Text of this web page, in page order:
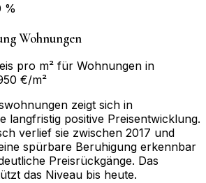
%
Wohnungen
pro m² für Wohnungen in
€/m²
zeigt sich in
langfristig positive Preisentwicklung.
verlief sie zwischen 2017 und
spürbare Beruhigung erkennbar
Preisrückgänge. Das
das Niveau bis heute.